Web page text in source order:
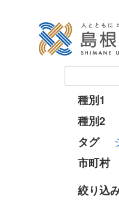
種別1
種別2
タグ
市町村
絞り込